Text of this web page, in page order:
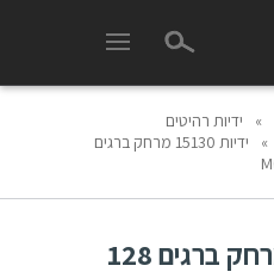
»
ידיות רהיטים
»
ידיות 15130 מרחק ברגים
ידיות 15130 מרחק ברגים 128